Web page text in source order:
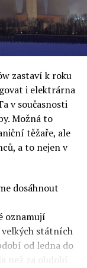
mu všechno
řekl Rafał
a ironicky
hřebčince
koní za 600
jako
za 2,5
partou
koní. Ve vidění
prodeji koní o
vydávání víz
nelegálně
dokonce
která přišla
víza byla
zastaví k roku
i elektrárna
v současnosti
Možná to
těžaře, ale
a to nejen v
dosáhnout
oznamují
státních
od ledna do
za období